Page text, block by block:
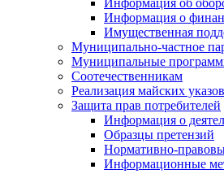
Информация об
Информация о
Имущественная
Муниципально-частное
Муниципальные
Соотечественникам
Реализация майских
Защита прав потребителей
Информация о
Образцы претензий
Нормативно-
Информационные